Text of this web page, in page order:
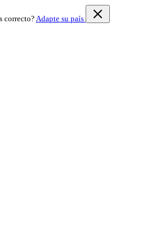
correcto?Adapte su país